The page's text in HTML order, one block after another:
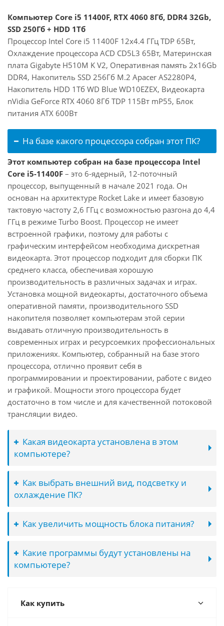
Компьютер Core i5 11400F, RTX 4060 8Гб, DDR4 32Gb,
SSD 250Гб + HDD 1Тб
Процессор Intel Core i5 11400F 12x4.4 ГГц TDP 65Вт,
Охлаждение процессора ACD CD5L3 65Вт, Материнская
плата Gigabyte H510M K V2, Оперативная память 2x16Gb
DDR4, Накопитель SSD 256Гб M.2 Apacer AS2280P4,
Накопитель HDD 1Тб WD Blue WD10EZEX, Видеокарта
nVidia GeForce RTX 4060 8Гб TDP 115Вт mP55, Блок
питания ATX 600Вт
На базе какого процессора собран этот ПК?
Этот компьютер собран на базе процессора Intel
Core i5-11400F – это 6-ядерный, 12-поточный
процессор, выпущенный в начале 2021 года. Он
основан на архитектуре Rocket Lake и имеет базовую
тактовую частоту 2,6 ГГц с возможностью разгона до 4,4
ГГц в режиме Turbo Boost. Процессор не имеет
встроенной графики, поэтому для работы с
графическим интерфейсом необходима дискретная
видеокарта. Этот процессор подходит для сборки ПК
среднего класса, обеспечивая хорошую
производительность в различных задачах и играх.
Установка мощной видеокарты, достаточного объема
оперативной памяти, производительного SSD
накопителя позволяет компьютерам этой серии
выдавать отличную производительность в
современных играх и ресурсоемких профессиональных
приложениях. Компьютер, собранный на базе этого
процессора, отлично проявит себя в
программировании и проектировании, работе с видео
и графикой. Мощности этого процессора будет
достаточно в том числе и для качественной потоковой
трансляции видео.
Какая видеокарта установлена в этом
компьютере?
Как выбрать внешний вид, подсветку и
охлаждение ПК?
Как увеличить мощность блока питания?
Какие программы будут установлены на
компьютере?
Как купить